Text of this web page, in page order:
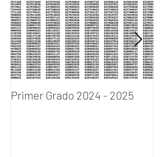
Primer Grado 2024 - 2025